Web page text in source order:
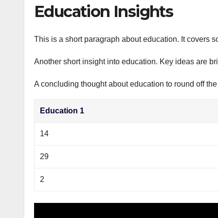
Education Insights
This is a short paragraph about education. It covers
Another short insight into education. Key ideas are
A concluding thought about education to round off
Education 1
14
29
2